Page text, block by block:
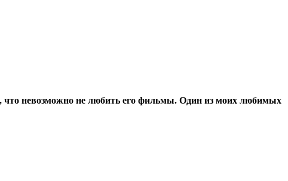
невозможно не любить его фильмы. Один из моих любимых